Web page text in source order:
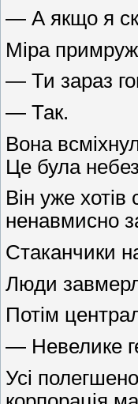
— А якщо я
Міра
— Ти зараз
— Так.
Вона
Це була
Він уже
ненавмисно
Стаканчики
Люди
Потім
— Невелике
Усі